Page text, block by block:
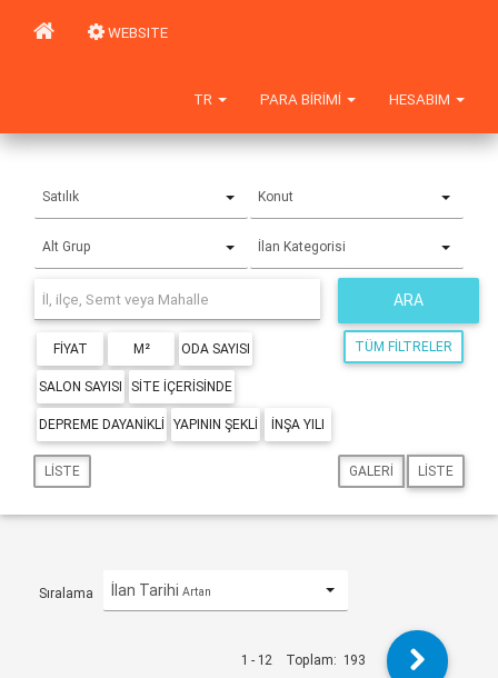
WEBSITE
HESABIM
PARA BIRIMI
TR
Satılık Konut
Alt Grup İlan Kategorisi
ARA
FIYAT M² ODA SAYISI
SALON SAYISI SITE IÇERISINDE
DEPREME DAYANIKLI YAPININ ŞEKLI İNŞA YILI
TÜM FILTRELER
LISTE GALERI LISTE
Sıralama İlan Tarihi Artan
1 - 12 Toplam: 193